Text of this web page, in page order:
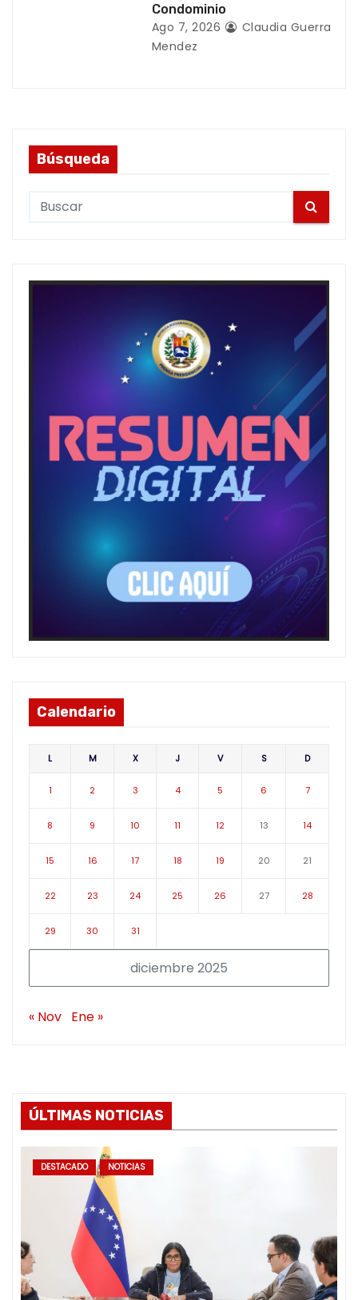
Condominio
Ago 7, 2026
Claudia Guerra
Mendez
Búsqueda
c
Calendario
diciembre 2025
L M X J V S D
1 2 3 4 5 6 7
8 9 10 11 12 13 14
15 16 17 18 19 20 21
22 23 24 25 26 27 28
29 30 31
« Nov Ene »
ÚLTIMAS NOTICIAS
DESTACADO NOTICIAS